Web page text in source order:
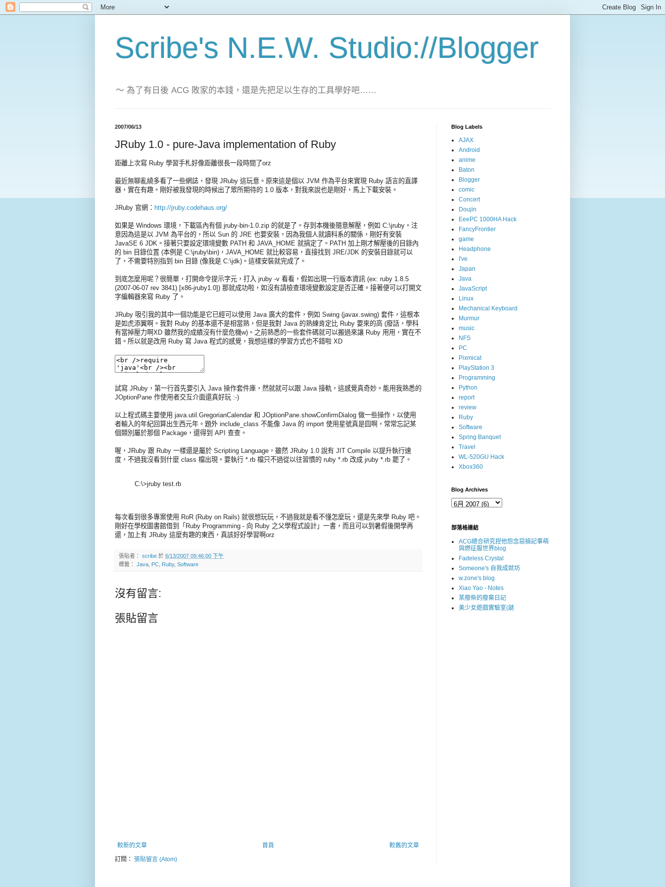
Scribe's N.E.W. Studio://Blogger
～ 為了有日後 ACG 敗家的本錢，還是先把足以生存的工具學好吧……
2007/06/13
JRuby 1.0 - pure-Java implementation of Ruby
距離上次寫 Ruby 學習手札好像距離很長一段時間了orz
最近無聊亂繞多看了一些網誌，發現 JRuby 這玩意。原來這是個以 JVM 作為平台來實現 Ruby 語言的直譯
器，實在有趣。剛好被我發現的時候出了眾所期待的 1.0 版本，對我來說也是剛好，馬上下載安裝。
JRuby 官網： http://jruby.codehaus.org/
如果是 Windows 環境，下載區內有個 jruby-bin-1.0.zip 的就是了。存到本機後隨意解壓，例如 C:\jruby。注
意因為這是以 JVM 為平台的，所以 Sun 的 JRE 也要安裝，因為我個人就讀科系的關係，剛好有安裝
JavaSE 6 JDK。接著只要設定環境變數 PATH 和 JAVA_HOME 就搞定了。PATH 加上剛才解壓後的目錄內
的 bin 目錄位置 (本例是 C:\jruby\bin)，JAVA_HOME 就比較容易，直接找到 JRE/JDK 的安裝目錄就可以
了，不需要特別指到 bin 目錄 (像我是 C:\jdk)。這樣安裝就完成了。
到底怎麼用呢？很簡單，打開命令提示字元，打入 jruby -v 看看，假如出現一行版本資訊 (ex: ruby 1.8.5
(2007-06-07 rev 3841) [x86-jruby1.0]) 那就成功啦，如沒有請檢查環境變數設定是否正確。接著便可以打開文
字編輯器來寫 Ruby 了。
JRuby 吸引我的其中一個功能是它已經可以使用 Java 廣大的套件，例如 Swing (javax.swing) 套件，這根本
是如虎添翼啊。我對 Ruby 的基本還不是相當熟，但是我對 Java 的熟練肯定比 Ruby 要來的高 (廢話，學科
有當掉壓力啊XD 雖然我的成績沒有什麼危機w)。之前熟悉的一些套件碼就可以搬過來讓 Ruby 用用，實在不
錯。所以就是改用 Ruby 寫 Java 程式的感覺，我想這樣的學習方式也不錯啦 XD
試寫 JRuby，第一行首先要引入 Java 操作套件庫，然就就可以跟 Java 接軌，這感覺真奇妙。能用我熟悉的
JOptionPane 作使用者交互介面還真好玩 :-)
以上程式碼主要使用 java.util.GregorianCalendar 和 JOptionPane.showConfirmDialog 做一些操作，以使用
者輸入的年紀回算出生西元年。題外 include_class 不能像 Java 的 import 使用星號真是囧啊，常常忘記某
個類別屬於那個 Package，還得到 API 查查。
喔，JRuby 跟 Ruby 一樣還是屬於 Scripting Language，雖然 JRuby 1.0 說有 JIT Compile 以提升執行速
度，不過我沒看到什麼 class 檔出現。要執行 *.rb 檔只不過從以往習慣的 ruby *.rb 改成 jruby *.rb 罷了。
C:\>jruby test.rb
每次看到很多專案使用 RoR (Ruby on Rails) 就很想玩玩，不過我就是看不懂怎麼玩，還是先來學 Ruby 吧。
剛好在學校圖書館借到「Ruby Programming - 向 Ruby 之父學程式設計」一書，而且可以到暑假後開學再
還，加上有 JRuby 這麼有趣的東西，真該好好學習啊orz
張貼者： scribe 於 6/13/2007 09:46:00 下午
標籤： Java, PC, Ruby, Software
沒有留言:
張貼留言
較新的文章 較舊的文章
首頁
訂閱： 張貼留言 (Atom)
Blog Labels
AJAX
Android
anime
Baton
Blogger
comic
Concert
Doujin
EeePC 1000HA Hack
FancyFrontier
game
Headphone
I've
Japan
Java
JavaScript
Linux
Mechanical Keyboard
Murmur
music
NFS
PC
Pixmicat
PlayStation 3
Programming
Python
report
review
Ruby
Software
Spring Banquet
Travel
WL-520GU Hack
Xbox360
Blog Archives
部落格連結
ACG總合研究捏他怨念惡搞記事萌
與燃征服世界blog
Fadeless Crystal
Someone's 自我成就坊
w.zone's blog
Xiao Yao - Notes
某廢柴的廢棄日記
美少女遊戲實驗室(謎